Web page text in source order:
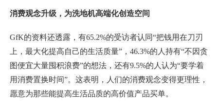
消费观念升级，为洗地机高端化创造空间
GfK的资料还透露，有65.2%的受访者认同“把钱用在刀刃
上，最大化提高自己的生活质量”，46.3%的人持有“不因贪
图便宜大量囤积浪费”的想法，还有9.5%的人认为“要学着
用消费置换时间”。这表明，人们的消费观念变得更理性，
愿意为那些能提高生活品质的高价值产品买单。